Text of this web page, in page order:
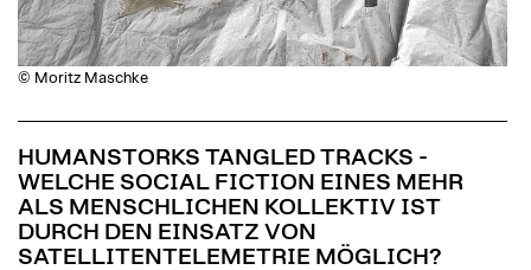
© Moritz Maschke
HUMANSTORKS TANGLED TRACKS -
WELCHE SOCIAL FICTION EINES MEHR
ALS MENSCHLICHEN KOLLEKTIV IST
DURCH DEN EINSATZ VON
SATELLITENTELEMETRIE MÖGLICH?